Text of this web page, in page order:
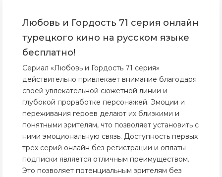
Любовь и Гордость 71 серия онлайн
турецкого кино на русском языке
бесплатно!
Сериал «Любовь и Гордость 71 серия»
действительно привлекает внимание благодаря
своей увлекательной сюжетной линии и
глубокой проработке персонажей. Эмоции и
переживания героев делают их близкими и
понятными зрителям, что позволяет установить с
ними эмоциональную связь. Доступность первых
трех серий онлайн без регистрации и оплаты
подписки является отличным преимуществом.
Это позволяет потенциальным зрителям без